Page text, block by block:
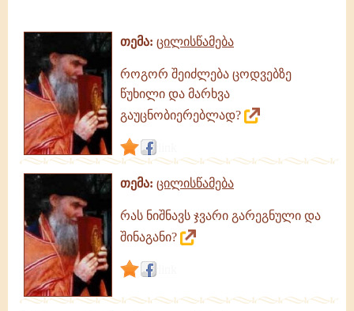
გამონათქვამები,
ციტატები
გამონათქვამები
თემა: ცილისწამება
როგორ შეიძლება ცოდვებზე
წუხილი და მარხვა
გაუცნობიერებლად?
თემა: ცილისწამება
რას ნიშნავს ჯვარი გარეგნული და
შინაგანი?